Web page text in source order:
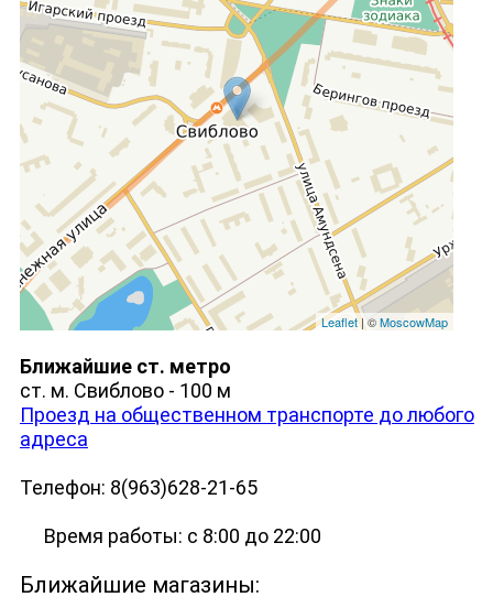
Leaflet| ©MoscowMap
Ближайшие ст. метро
ст. м. Свиблово - 100 м
Проезд на общественном транспорте до любого
адреса
Телефон: 8(963)628-21-65
Время работы: с 8:00 до 22:00
Ближайшие магазины: